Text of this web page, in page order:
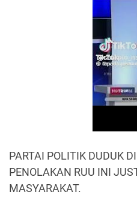
PARTAI POLITIK DUDUK
PENOLAKAN RUU INI
MASYARAKAT.